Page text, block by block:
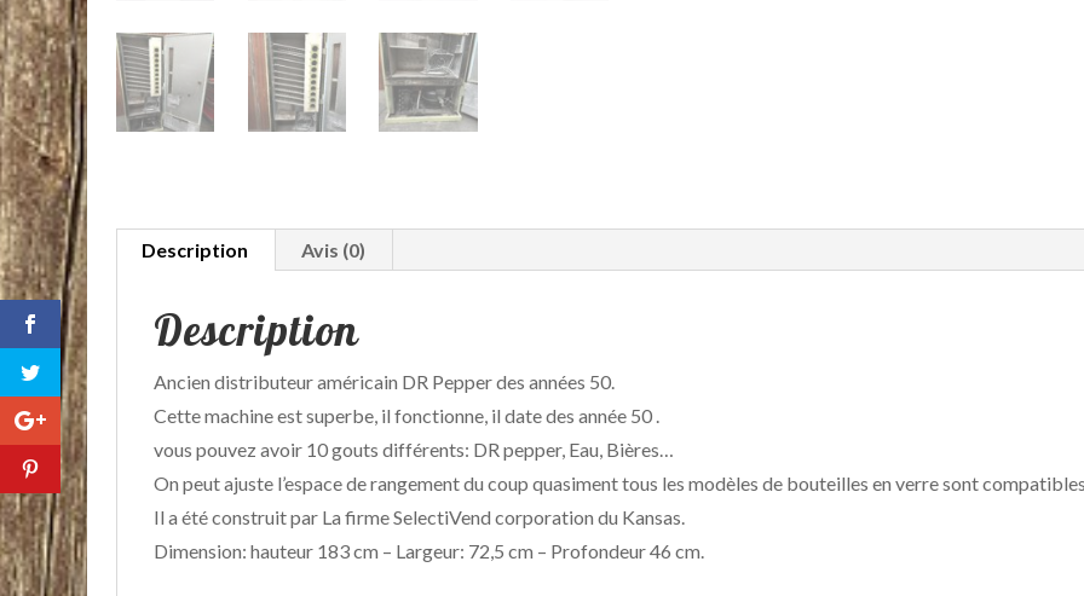
Description Avis (0)
Description
Ancien distributeur américain DR Pepper des années 50.
Cette machine est superbe, il fonctionne, il date des année 50 .
vous pouvez avoir 10 gouts différents: DR pepper, Eau, Bières…
On peut ajuste l’espace de rangement du coup quasiment tous les modèles de bouteilles en verre sont
Il a été construit par La firme SelectiVend corporation du Kansas.
Dimension: hauteur 183 cm – Largeur: 72,5 cm – Profondeur 46 cm.